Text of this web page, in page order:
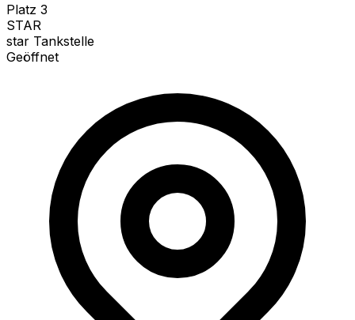
Platz 3
STAR
star Tankstelle
Geöffnet